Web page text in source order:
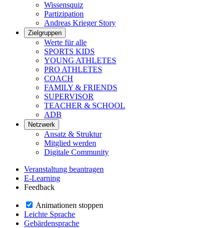
Wissensquiz
Partizipation
Andreas Krieger Story
Zielgruppen
Werte für alle
SPORTS KIDS
YOUNG ATHLETES
PRO ATHLETES
COACH
FAMILY & FRIENDS
SUPERVISOR
TEACHER & SCHOOL
ADB
Netzwerk
Ansatz & Struktur
Mitglied werden
Digitale Community
Veranstaltung beantragen
E-Learning
Feedback
Animationen stoppen
Leichte Sprache
Gebärdensprache